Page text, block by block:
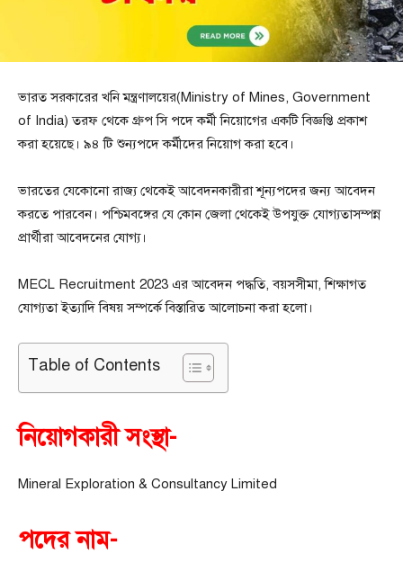
ভারত সরকারের খনি মন্ত্রণালয়ের(Ministry of Mines, Government
of India) তরফ থেকে গ্রুপ সি পদে কর্মী নিয়োগের একটি বিজ্ঞপ্তি প্রকাশ
করা হয়েছে। ৯৪ টি শুন্যপদে কর্মীদের নিয়োগ করা হবে।
ভারতের যেকোনো রাজ্য থেকেই আবেদনকারীরা শূন্যপদের জন্য আবেদন
করতে পারবেন। পশ্চিমবঙ্গের যে কোন জেলা থেকেই উপযুক্ত যোগ্যতাসম্পন্ন
প্রার্থীরা আবেদনের যোগ্য।
MECL Recruitment 2023 এর আবেদন পদ্ধতি, বয়সসীমা, শিক্ষাগত
যোগ্যতা ইত্যাদি বিষয় সম্পর্কে বিস্তারিত আলোচনা করা হলো।
Table of Contents
নিয়োগকারী সংস্থা-
Mineral Exploration & Consultancy Limited
পদের নাম-